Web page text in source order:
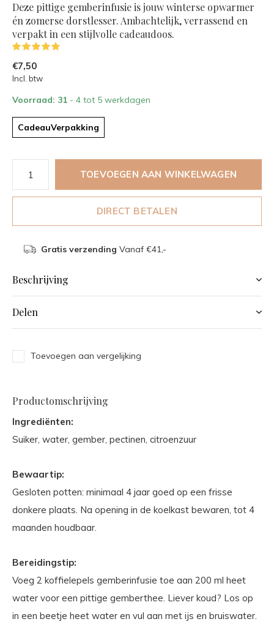
Deze pittige gemberinfusie is jouw winterse opwarmer
én zomerse dorstlesser. Ambachtelijk, verrassend en
verpakt in een stijlvolle cadeaudoos.
€7,50
Incl. btw
Voorraad: 31 - 4 tot 5 werkdagen
CadeauVerpakking
TOEVOEGEN AAN WINKELWAGEN
DIRECT BETALEN
Gratis verzending Vanaf €41,-
Beschrijving
Delen
Toevoegen aan vergelijking
Productomschrijving
Ingrediënten:
Suiker, water, gember, pectinen, citroenzuur
Bewaartip:
Gesloten potten: minimaal 4 jaar goed op een frisse
donkere plaats. Na opening in de koelkast bewaren, tot 4
maanden houdbaar.
Bereidingstip:
Voeg 2 koffielepels gemberinfusie toe aan 200 ml heet
water voor een pittige gemberthee. Liever koud? Los op
in een beetje heet water en vul aan met ijs en bruiswater.